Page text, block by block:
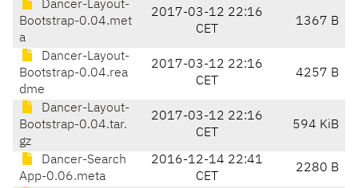
Dancer-Layout-
Bootstrap-0.04.met
a
2017-03-12 22:16
CET
1367 B
Dancer-Layout-
Bootstrap-0.04.rea
dme
2017-03-12 22:16
CET
4257 B
Dancer-Layout-
Bootstrap-0.04.tar.
gz
2017-03-12 22:16
CET
594 KiB
Dancer-Search
App-0.06.meta
2016-12-14 22:41
CET
2280 B